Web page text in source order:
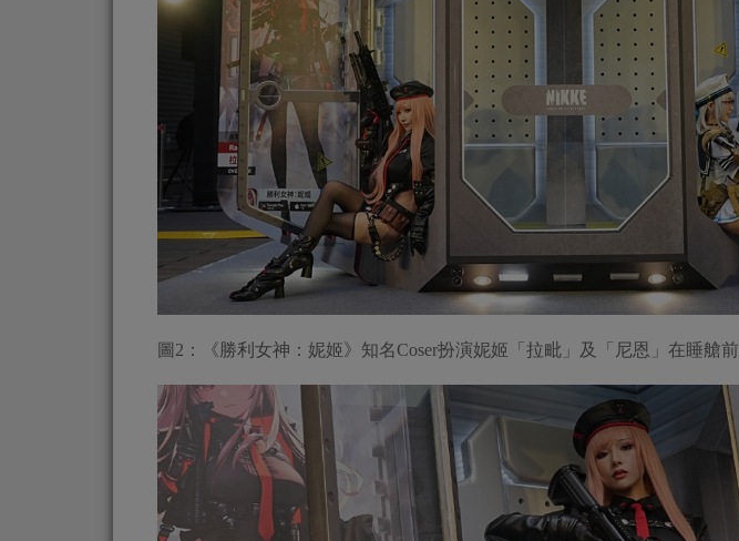
圖2：《勝利女神：妮姬》知名Coser扮演妮姬「拉毗」及「尼恩」在睡艙